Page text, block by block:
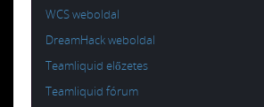
WCS weboldal
DreamHack weboldal
Teamliquid előzetes
Teamliquid fórum